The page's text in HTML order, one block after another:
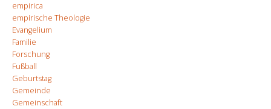
empirica
empirische Theologie
Evangelium
Familie
Forschung
Fußball
Geburtstag
Gemeinde
Gemeinschaft